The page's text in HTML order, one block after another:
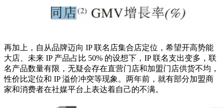
再加上，自从品牌迈向 IP 联名店集合店定位，希望开高势能
大店、未来 IP 产品占比 50% 的设想下，IP 联名支出变多，联
名产品数量有限，无疑会存在直营门店和加盟门店供货不均，
性价比定位和 IP 溢价冲突等现象。两年前，就有部分加盟商
家和消费者在社媒平台上表达着自己的不满。